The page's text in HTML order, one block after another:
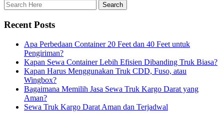
Recent Posts
Apa Perbedaan Container 20 Feet dan 40 Feet untuk
Pengiriman?
Kapan Sewa Container Lebih Efisien Dibanding Truk Biasa?
Kapan Harus Menggunakan Truk CDD, Fuso, atau
Wingbox?
Bagaimana Memilih Jasa Sewa Truk Kargo Darat yang
Aman?
Sewa Truk Kargo Darat Aman dan Terjadwal